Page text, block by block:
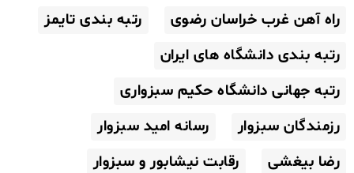
راه آهن غرب خراسان رضوی
رتبه بندی تایمز
رتبه بندی دانشگاه های ایران
رتبه جهانی دانشگاه حکیم سبزواری
رزمندگان سبزوار
رسانه امید سبزوار
رضا بیغشی
رقابت نیشابور و سبزوار